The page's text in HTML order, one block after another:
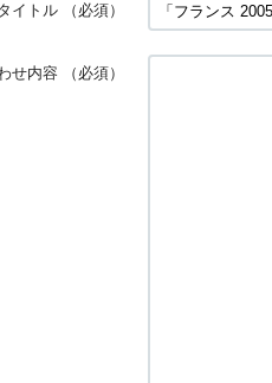
イトル （必須）
せ内容 （必須）